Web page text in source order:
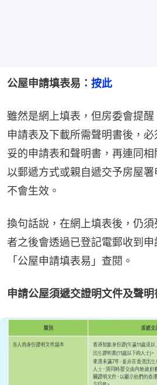
公屋申請填表易： 按此
雖然是網上填表，但房委會提
申請表及下載所需聲明書後，
妥的申請表和聲明書，再連同
以郵遞方式或親自遞交予房屋
不會生效。
換句話說，在網上填表後，仍
者之後會透過已登記電郵收到
「公屋申請填表易」查閱。
申請公屋須遞交證明文件及聲明